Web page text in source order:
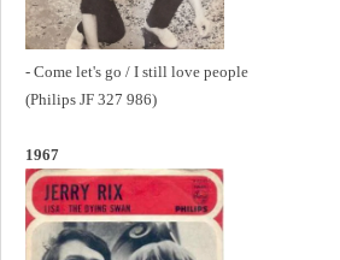
- Come let's go / I still love people
(Philips JF 327 986)
1967